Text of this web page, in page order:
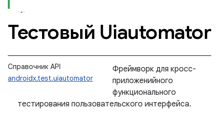
Тестовый Uiautomator
Справочник API
androidx.test.uiautomator
Фреймворк для кросс-
приложенийного
функционального
тестирования пользовательского интерфейса.